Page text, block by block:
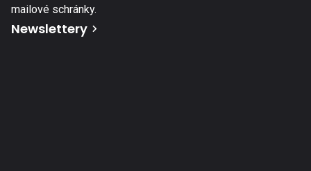
mailové schránky.
Newslettery